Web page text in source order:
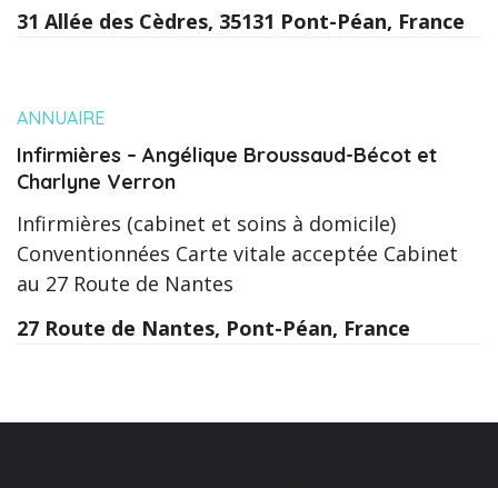
31 Allée des Cèdres, 35131 Pont-Péan, France
ANNUAIRE
Infirmières – Angélique Broussaud-Bécot et
Charlyne Verron
Infirmières (cabinet et soins à domicile)
Conventionnées Carte vitale acceptée Cabinet
au 27 Route de Nantes
27 Route de Nantes, Pont-Péan, France